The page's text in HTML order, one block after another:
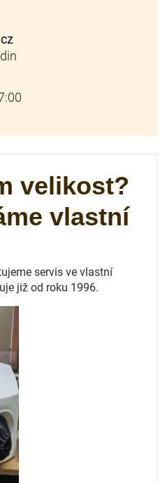
velikost?
vlastní
servis ve vlastní
již od roku 1996.